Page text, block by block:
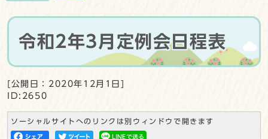
令和2年3月定例会日程表
[公開日：2020年12月1日]
ID:2650
ソーシャルサイトへのリンクは別ウィンドウで開きます